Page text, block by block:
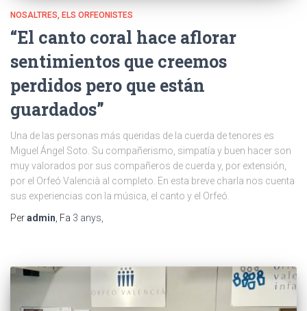
NOSALTRES, ELS ORFEONISTES
“El canto coral hace aflorar
sentimientos que creemos
perdidos pero que están
guardados”
Una de las personas más queridas de la cuerda de tenores es
Miguel Ángel Soto. Su compañerismo, simpatía y buen hacer son
muy valorados por sus compañeros de cuerda y, por extensión,
por el Orfeó Valencià al completo. En esta breve charla nos cuenta
sus experiencias con la música, el canto y el Orfeó.
Peradmin , Fa 3 anys